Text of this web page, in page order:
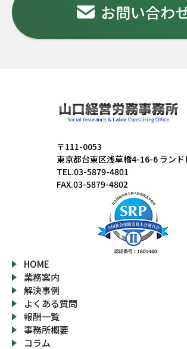
お問い合わ
〒111-0053
東京都台東区浅草橋4-16-6 ランド
TEL.03-5879-4801
FAX.03-5879-4802
HOME
業務案内
解決事例
よくある質問
報酬一覧
事務所概要
コラム